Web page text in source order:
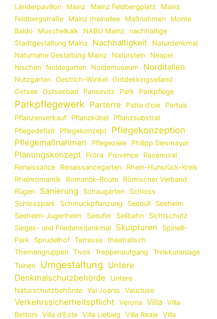
Länderpavillon
Mainz Mainz Feldbergplatz
Mainz
Feldbergstraße
Mainz rheinallee Maßnahmen
Monte
Baldo
Muschelkalk NABU Mainz
nachhaltige
Stadtgestaltung Mainz
Nachhaltigkeit
Naturdenkmal
Naturnahe Gestaltung Mainz
Naturstein
Neapel
Nischen
Noldegarten Noldemuseum Norditalien
Nutzgarten Oestrich-Winkel Ontdekkingseiland
Ostsee Ostseebad Pansevitz Park Parkpflege
Parkpflegewerk Parterre Patte d'oie
Pertuis
Pflanzenverkauf
Pflanzkübel
Pflanzsubstrat
Pflegedefizit
Pflegekonzept Pflegekonzeption
Pflegemaßnahmen Pflegeziele Philipp Siesmayer
Planungskonzept Prora Provence
Rasenoval
Renaissance
Renaissancegarten
Rhein-Hunsrück-Kreis
Rheinromantik
Romantik-Route
Römischer Verband
Rügen
Sanierung Schaugärten
Schloss
Schlosspark
Schmuckpflanzung Seebüll
Seeheim
Seeheim-Jugenheim
Seeufer Seilbahn
Sichtschutz
Sieges- und Friedensdenkmal
Skulpturen
Spinelli-
Park
Sprudelhof Terrasse theatralisch
Themengruppen Tivoli Treppenaufgang
Trinkkuranlage
Tuinen
Umgestaltung Untere
Denkmalschutzbehörde
Untere
Naturschutzbehörde Val Joanis Vaucluse
Verkehrssicherheitspflicht Verona Villa Villa
Bettoni Villa d'Este Villa Liebieg Villa Reale Villa